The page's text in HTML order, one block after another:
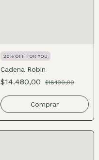
20% OFF FOR YOU
Cadena Robin
$14.480,00 $18.100,00
Comprar